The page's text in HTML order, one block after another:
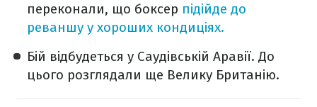
переконали, що боксер підійде до
реваншу у хороших кондиціях.
Бій відбудеться у Саудівській Аравії. До
цього розглядали ще Велику Британію.